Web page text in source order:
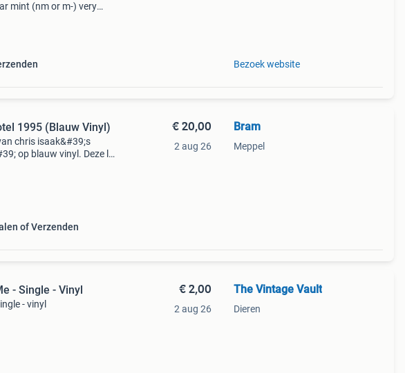
mint (nm or m-) very
Bezoek website
1995 (Blauw Vinyl)
chris isaak&#39;s
op blauw vinyl. Deze lp
of Verzenden
€ 20,00
2 aug 26
Bram
Meppel
- Single - Vinyl
- vinyl
€ 2,00
2 aug 26
The Vintage Vault
Dieren